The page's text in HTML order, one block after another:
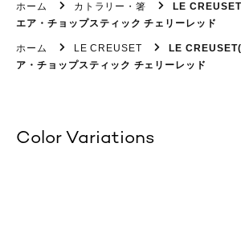
ホーム カトラリー・箸
LE
エア・チョップスティック チェリーレッド
ホーム LE CREUSET
LE
ア・チョップスティック チェリーレッド
Color Variations